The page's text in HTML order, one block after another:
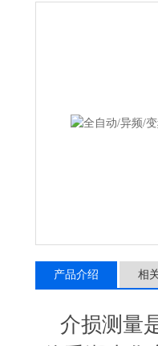
产品介绍 相
介损测量